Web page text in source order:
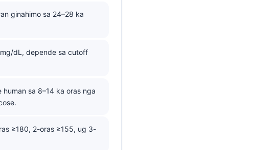
ginahimo sa 24–28 ka
dL, depende sa cutoff
sa 8–14 ka oras nga
≥180, 2-oras ≥155, ug 3-